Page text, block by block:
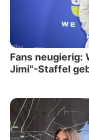
Fans neugierig:
Jimi"-Staffel